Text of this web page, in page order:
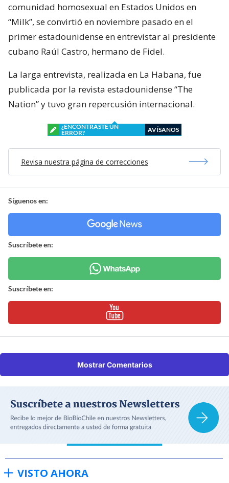
comunidad homosexual en Estados Unidos en
“Milk”, se convirtió en noviembre pasado en el
primer estadounidense en entrevistar al presidente
cubano Raúl Castro, hermano de Fidel.
La larga entrevista, realizada en La Habana, fue
publicada por la revista estadounidense “The
Nation” y tuvo gran repercusión internacional.
¿ENCONTRASTE UN
ERROR?
AVÍSANOS
Revisa nuestra página de correcciones
Síguenos en:
Suscríbete en:
Suscríbete en:
Mostrar Comentarios
VISTO AHORA